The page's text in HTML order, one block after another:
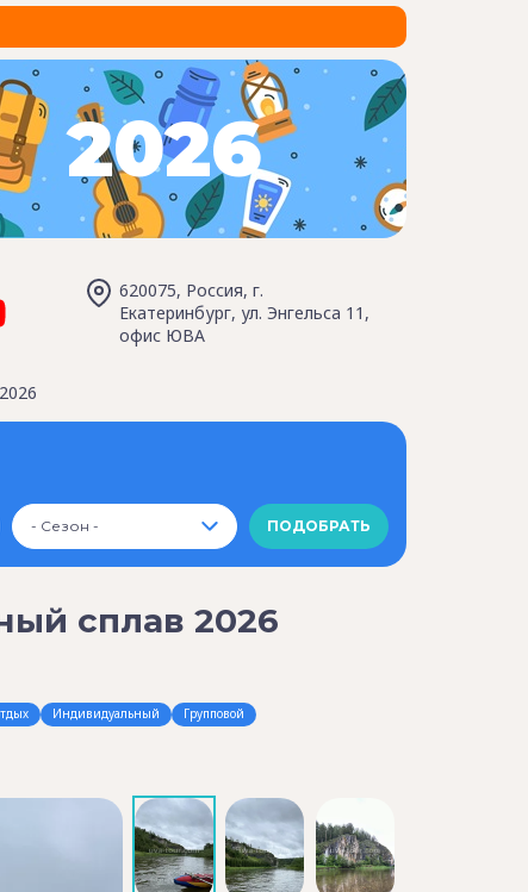
2026
620075, Россия, г.
Екатеринбург, ул. Энгельса 11,
офис ЮВА
- Сезон -
сплав 2026
Индивидуальный Групповой